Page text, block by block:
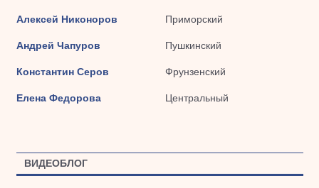
Алексей Никоноров Приморский
Андрей Чапуров Пушкинский
Константин Серов Фрунзенский
Елена Федорова Центральный
ВИДЕОБЛОГ